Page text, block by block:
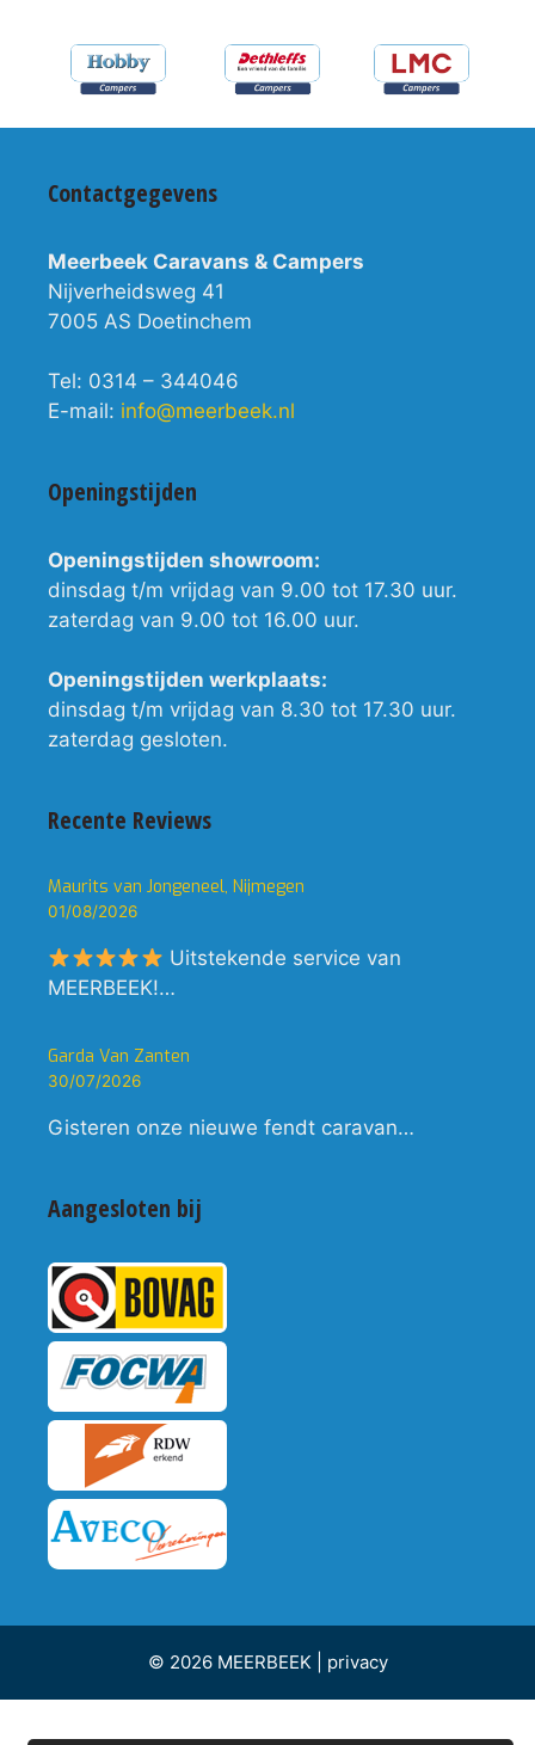
Contactgegevens
Meerbeek Caravans & Campers
Nijverheidsweg 41
7005 AS Doetinchem
Tel: 0314 – 344046
E-mail: info@meerbeek.nl
Openingstijden
Openingstijden showroom:
dinsdag t/m vrijdag van 9.00 tot 17.30 uur.
zaterdag van 9.00 tot 16.00 uur.
Openingstijden werkplaats:
dinsdag t/m vrijdag van 8.30 tot 17.30 uur.
zaterdag gesloten.
Recente Reviews
Maurits van Jongeneel, Nijmegen
01/08/2026
Uitstekende service van
MEERBEEK!…
Garda Van Zanten
30/07/2026
Gisteren onze nieuwe fendt caravan…
Aangesloten bij
© 2026 MEERBEEK | privacy